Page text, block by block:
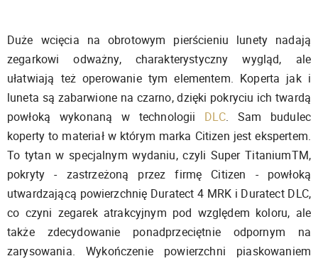
Duże wcięcia na obrotowym pierścieniu lunety nadają
zegarkowi odważny, charakterystyczny wygląd, ale
ułatwiają też operowanie tym elementem. Koperta jak i
luneta są zabarwione na czarno, dzięki pokryciu ich twardą
powłoką wykonaną w technologii DLC. Sam budulec
koperty to materiał w którym marka Citizen jest ekspertem.
To tytan w specjalnym wydaniu, czyli Super TitaniumTM,
pokryty - zastrzeżoną przez firmę Citizen - powłoką
utwardzającą powierzchnię Duratect 4 MRK i Duratect DLC,
co czyni zegarek atrakcyjnym pod względem koloru, ale
także zdecydowanie ponadprzeciętnie odpornym na
zarysowania. Wykończenie powierzchni piaskowaniem